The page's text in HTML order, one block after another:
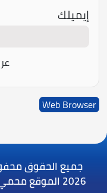
إيميلك
Web Browser
جميع الحقوق
2026 الموقع محمي بقانون الألفية للملكية الرقمية